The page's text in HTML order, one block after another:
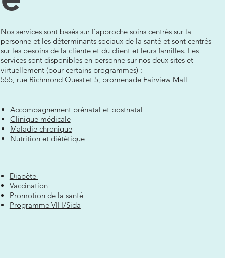
Accompagnement prénatal et postnatal
Clinique médicale
Maladie chronique
Nutrition et diététique
Diabète
Vaccination
Promotion de la santé
Programme VIH/Sida
Nos services sont basés sur l’approche soins centrés sur la
personne et les déterminants sociaux de la santé et sont centrés
sur les besoins de la cliente et du client et leurs familles. Les
services sont disponibles en personne sur nos deux sites et
virtuellement (pour certains programmes) :
555, rue Richmond Ouest et 5, promenade Fairview Mall